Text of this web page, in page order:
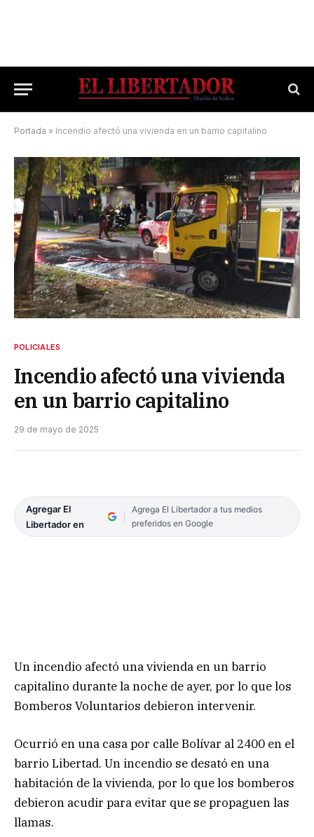
Portada » Incendio afectó una vivienda en un barrio capitalino
POLICIALES
Incendio afectó una vivienda
en un barrio capitalino
29 de mayo de 2025
Agregar El
Libertador en
Agrega El Libertador a tus medios
preferidos en Google
Un incendio afectó una vivienda en un barrio
capitalino durante la noche de ayer, por lo que los
Bomberos Voluntarios debieron intervenir.
Ocurrió en una casa por calle Bolívar al 2400 en el
barrio Libertad. Un incendio se desató en una
habitación de la vivienda, por lo que los bomberos
debieron acudir para evitar que se propaguen las
llamas.